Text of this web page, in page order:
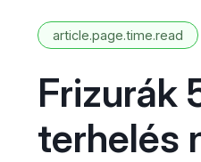
article.page.time.read
Frizurák
terhelés